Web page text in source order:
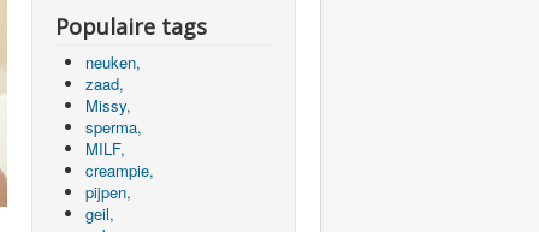
Populaire tags
neuken,
zaad,
Missy,
sperma,
MILF,
creampie,
pijpen,
geil,